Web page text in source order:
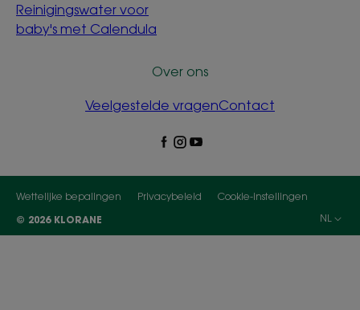
Reinigingswater voor
baby's met Calendula
Over ons
Veelgestelde vragenContact
Wettelijke bepalingen Privacybeleid
Cookie-instellingen
© 2026 KLORANE
NL